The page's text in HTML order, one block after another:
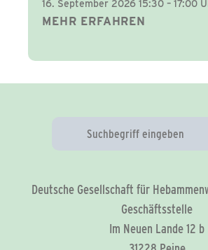
16. September 2026 15:30 – 17:00
MEHR ERFAHREN
Deutsche Gesellschaft für
Geschäftsstelle
Im Neuen Lande 12 b